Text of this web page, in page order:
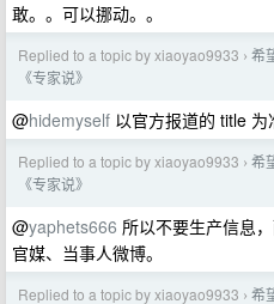
敢。。可以挪动。。
Replied to a topic by xiaoyao9933 › 希
《专家说》
@hidemyself 以官方报道的 title 为
Replied to a topic by xiaoyao9933 › 希
《专家说》
@yaphets666 所以不要生产信息
官媒、当事人微博。
Replied to a topic by xiaoyao9933 › 希